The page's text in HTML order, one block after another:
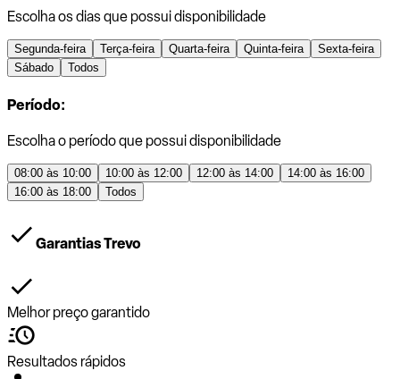
Escolha os dias que possui disponibilidade
Segunda-feira Terça-feira Quarta-feira Quinta-feira
Sexta-feira
Sábado
Todos
Período:
Escolha o período que possui disponibilidade
08:00 às 10:00 10:00 às 12:00 12:00 às 14:00
14:00 às 16:00
16:00 às 18:00
Todos
Garantias Trevo
Melhor preço garantido
Resultados rápidos